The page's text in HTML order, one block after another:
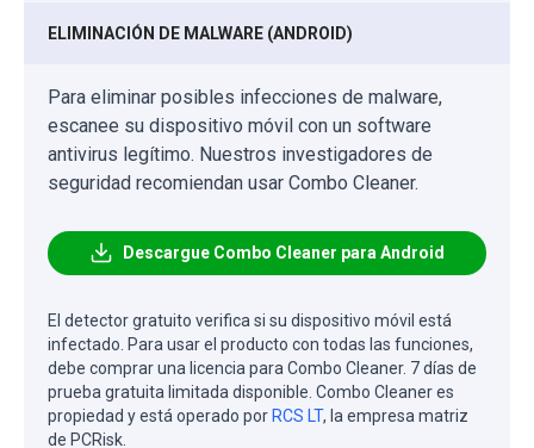
ELIMINACIÓN DE MALWARE (ANDROID)
Para eliminar posibles infecciones de malware,
escanee su dispositivo móvil con un software
antivirus legítimo. Nuestros investigadores de
seguridad recomiendan usar Combo Cleaner.
Descargue Combo Cleaner para Android
El detector gratuito verifica si su dispositivo móvil está
infectado. Para usar el producto con todas las funciones,
debe comprar una licencia para Combo Cleaner. 7 días de
prueba gratuita limitada disponible. Combo Cleaner es
propiedad y está operado por RCS LT, la empresa matriz
de PCRisk.